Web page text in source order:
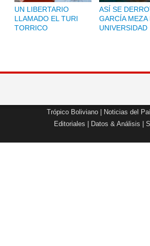
UN LIBERTARIO
LLAMADO EL TURI
TORRICO
ASÍ SE
GARCÍA MEZA
UNIVERSIDAD
Trópico Boliviano Noticias del
Editoriales
Datos & Análisis